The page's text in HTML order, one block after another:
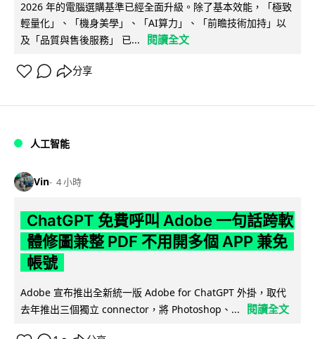
2026 年的電腦選購基準已經全面升級。除了基本效能，「極致
輕量化」、「機身美學」、「AI算力」、「前瞻技術加持」以
及「品質與售後服務」 已...
閱讀全文
分享
人工智能
Vin 4 小時
ChatGPT 免費呼叫 Adobe 一句話跨軟
體修圖兼整 PDF 不用開多個 APP 兼免
帳號
Adobe 宣布推出全新統一版 Adobe for ChatGPT 外掛，取代
去年推出三個獨立 connector，將 Photoshop、...
閱讀全文